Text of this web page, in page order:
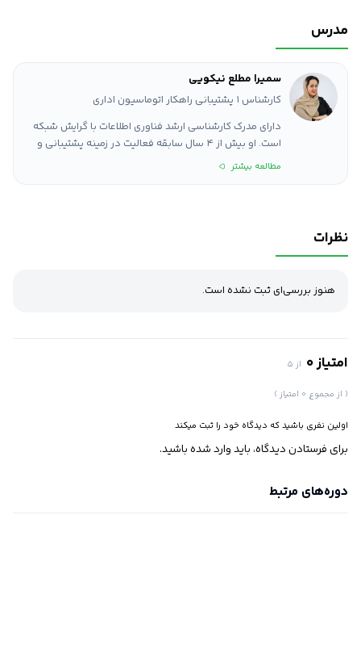
مدرس
سمیرا مطلع نیکویی
کارشناس 1 پشتیبانی راهکار اتوماسیون اداری
دارای مدرک کارشناسی ارشد فناوری اطلاعات با گرایش شبکه
است. او بیش از ۴ سال سابقه فعالیت در زمینه پشتیبانی و
آموزش نرم‌افزار و سیستم‌های سازمانی دارد و تجربه ارزشمندی
مطالعه بیشتر
نظرات
امتیاز 0 از 5
( از مجموع 0 امتیاز )
اولین نفری باشید که دیدگاه خود را ثبت میکند
برای فرستادن دیدگاه، بایدوارد شدهباشید.
هنوز بررسی‌ای ثبت نشده است.
دوره‌های مرتبط